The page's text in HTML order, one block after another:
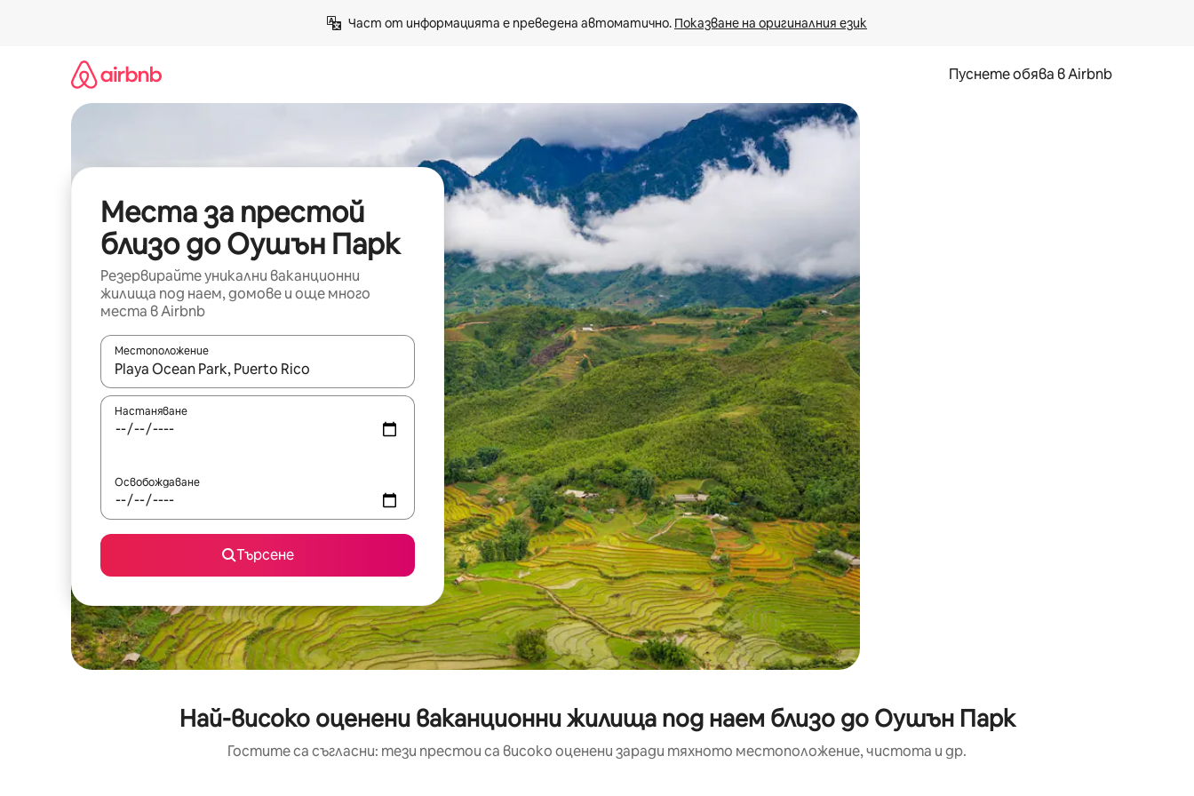
Част от информацията е преведена автоматично. Показване на оригиналния език
Пуснете обява в Airbnb
Места за престой
близо до Оушън Парк
Резервирайте уникални ваканционни
жилища под наем, домове и още много
места в Airbnb
Местоположение
Когато резултатите се покажат, използвайте клавишите със стрелки нагоре и надолу или навигирайте с докосване или плъзгане.
Настаняване
Освобождаване
Търсене
Най-високо оценени ваканционни жилища под наем близо до Оушън Парк
Гостите са съгласни: тези престои са високо оценени заради тяхното местоположение, чистота и др.